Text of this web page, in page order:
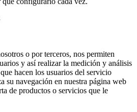
o por terceros, nos permiten
y así realizar la medición y análisis
hacen los usuarios del servicio
su navegación en nuestra página web
de productos o servicios que le